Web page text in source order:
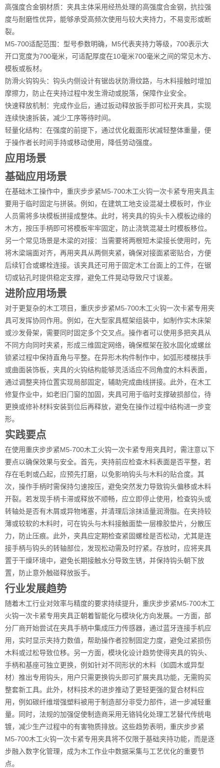
高强度合金钢材质：夹具主体采用经热处理的高强度合金钢，抗拉强
度与耐磨性优异，能够承受高频次使用与较大夹持力，不易变形或断
裂。
M5-700适配范围：型号参数明确，M5代表夹持力等级，700表示大
开口宽度为700毫米，可适配厚度在10毫米700毫米之间的常见木方、
模板或板材。
防滑火钩钩头：钩头内侧设计有锯齿状防滑纹路，与木料接触时增加
摩擦力，防止在夹持过程中发生滑动或脱落，保障作业安全。
快速释放机制：完成作业后，通过扳动释放扳手即可松开夹具，实现
连续快速拆装，减少工序等待时间。
轻量化结构：在强度的前提下，通过优化截面形状减轻整体重量，便
于操作者长时间手持或移动使用，降低劳动强度。
应用场景
基础应用场景
在基础木工操作中，重庆步步紧M5-700木工火钩一次卡紧专用夹具主
要用于临时固定与拼装。例如，在建筑工地支设混凝土模板时，作业
人员需将多块模板拼接成整体。此时，将夹具的钩头卡入模板边缘的
木方，按压手柄即可将模板牢牢固定，防止浇筑混凝土时模板移位。
另一个常见场景是木梁的对接：当需要将两根短木梁接长使用时，先
将木梁端面对齐，再用夹具从两侧夹紧，确保对接面紧密贴合，方便
后续钉合或螺栓连接。该夹具还可用于固定木工台面上的工件，在锯
切或钻孔时提供稳定支撑，避免工件晃动导致尺寸误差。
进阶应用场景
对于更复杂的木工项目，重庆步步紧M5-700木工火钩一次卡紧专用夹
具可发挥协同作用。例如，在大型家具框架组装中，如制作实木床架
或沙发骨架，需要同时固定多个交叉点。操作者可以使用多把夹具从
不同方向同时夹紧，形成三维固定网络，确保框架在胶水固化或螺丝
锁紧过程中保持直角与平整。在异形木构件制作中，如弧形楼梯扶手
或曲面装饰板，夹具的火钩结构能够灵活适应不同角度的木料表面，
通过调整夹持位置实现局部固定，辅助完成曲线拼接。此外，在木工
修复作业中，如老旧门窗的加固，夹具可用于临时支撑破损部位，待
更换或修补材料安装到位后再释放，避免在操作过程中结构进一步变
形。
实践要点
在使用重庆步步紧M5-700木工火钩一次卡紧专用夹具时，需注意以下
要点以确保效果与安全。首先，夹持前应检查木料表面是否平整，若
存在毛刺或凸起，应预先打磨，以免影响钩头与木料的贴合度。其
次，操作手柄时需保持匀速按压，避免突然发力导致钩头偏移或木料
开裂。若发现手柄卡滞或释放不顺畅，应立即停止使用，检查钩头或
转轴处是否有木屑或异物堵塞，并清理后涂抹适量润滑脂。在夹持较
薄或较软的木料时，可在钩头与木料接触面垫一层橡胶垫片，分散压
力，防止压痕。此外，夹具应定期检查紧固螺栓是否松动，尤其是连
接手柄与钩头的转轴部位，发现松动需及时拧紧。存放时，应将夹具
置于干燥环境中，避免长期接触水分导致生锈，并保持钩头朝下放
置，防止意外触碰释放扳手。
行业发展趋势
随着木工行业对效率与精度的要求持续提升，重庆步步紧M5-700木工
火钩一次卡紧专用夹具正朝着智能化与模块化方向发展。一方面，部
分厂商开始尝试在夹具手柄中集成压力传感器，通过蓝牙连接手机应
用，实时显示夹持力数值，帮助操作者控制固定力度，避免过紧损伤
木料或过松导致位移。另一方面，模块化设计趋势使得夹具的钩头、
手柄和基座可独立更换，例如针对不同形状的木料（如圆木或异型
材）推出专用钩头，用户只需更换钩头即可扩展夹具功能，无需购买
整套新工具。此外，材料技术的进步推动了更轻更强的复合材料应
用，例如碳纤维增强塑料被用于制造部分非受力部件，进一步减轻重
量。同时，法规的加强促使制造商采用无铬钝化处理工艺替代传统电
镀，减少生产过程中的有害物质排放。这些趋势表明，重庆步步紧
M5-700木工火钩一次卡紧专用夹具将不仅限于基础夹持功能，而是逐
步融入数字化管理，成为木工作业中数据采集与工艺优化的重要节
点。